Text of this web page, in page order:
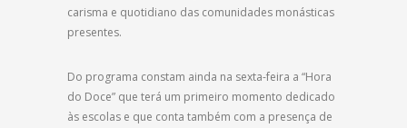
carisma e quotidiano das comunidades monásticas
presentes.
Do programa constam ainda na sexta-feira a “Hora
do Doce” que terá um primeiro momento dedicado
às escolas e que conta também com a presença de